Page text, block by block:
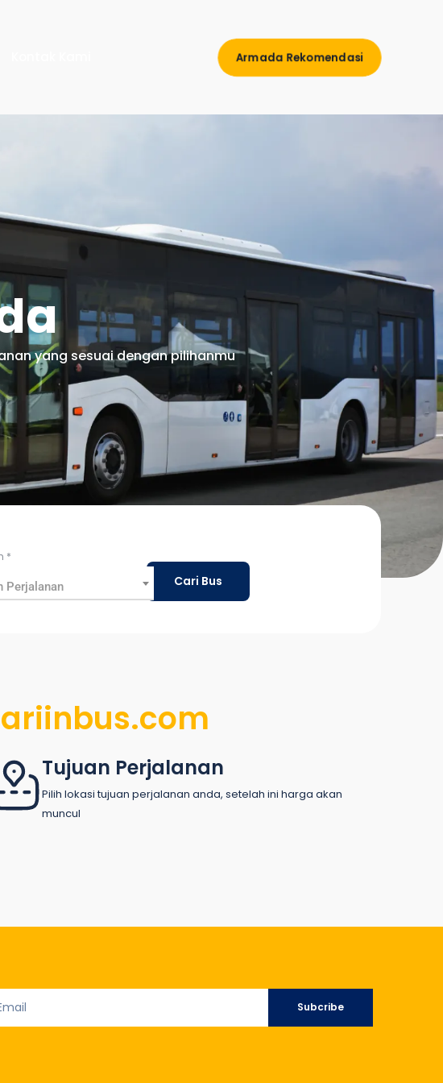
Armada Rekomendasi
yang sesuai dengan pilihanmu
*
Perjalanan Cari Bus
Tujuan Perjalanan
Pilih lokasi tujuan perjalanan anda, setelah ini harga akan
muncul
Subcribe